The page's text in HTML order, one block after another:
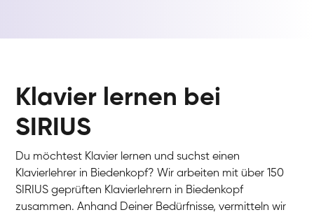
Klavier lernen bei
SIRIUS
Du möchtest Klavier lernen und suchst einen
Klavierlehrer in Biedenkopf? Wir arbeiten mit über 150
SIRIUS geprüften Klavierlehrern in Biedenkopf
zusammen. Anhand Deiner Bedürfnisse, vermitteln wir